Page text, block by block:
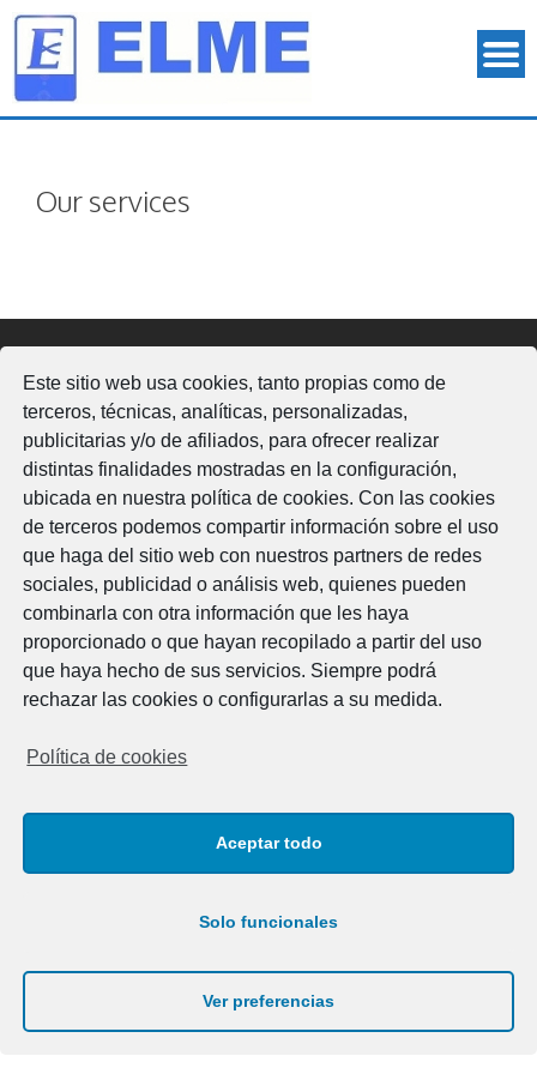
Este sitio web usa cookies, tanto propias como de
terceros, técnicas, analíticas, personalizadas,
publicitarias y/o de afiliados, para ofrecer realizar
distintas finalidades mostradas en la configuración,
ubicada en nuestra política de cookies. Con las cookies
de terceros podemos compartir información sobre el uso
que haga del sitio web con nuestros partners de redes
sociales, publicidad o análisis web, quienes pueden
combinarla con otra información que les haya
proporcionado o que hayan recopilado a partir del uso
que haya hecho de sus servicios. Siempre podrá
rechazar las cookies o configurarlas a su medida.
Política de cookies
Aceptar todo
Solo funcionales
Ver preferencias
Our services
Legal
Aviso Legal
Política de cookies
Política de privacidad
Schedule
Monday to friday
07:00 - 15:00 h.
Contact
Av. Cap de Cavalleria 29B
Menorca, Illes Balears
Tel.: 971 36 17 12 / 609 26 47 86
info@elme.es
© 2026 Electrificaciones Menorca
Aviso Legal